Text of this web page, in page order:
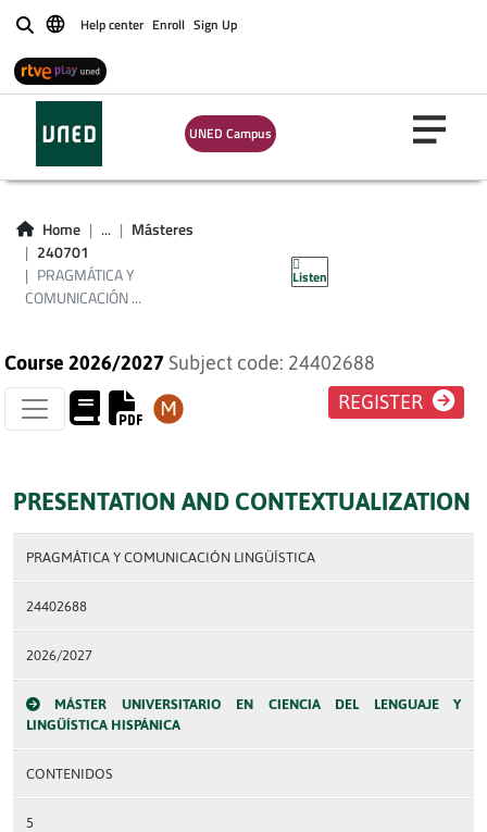
BuscarHelp center Enroll Sign Up
UNED Campus
Home ...
Másteres
240701
PRAGMÁTICA Y
COMUNICACIÓN ...
Listen
PRAGMÁTICA Y
COMUNICACIÓN
LINGÜÍSTICA
Course 2026/2027 Subject code: 24402688
REGISTER
PRESENTATION AND CONTEXTUALIZATION
PRAGMÁTICA Y COMUNICACIÓN LINGÜÍSTICA
24402688
2026/2027
MÁSTER UNIVERSITARIO EN CIENCIA DEL LENGUAJE Y
LINGÜÍSTICA HISPÁNICA
CONTENIDOS
5